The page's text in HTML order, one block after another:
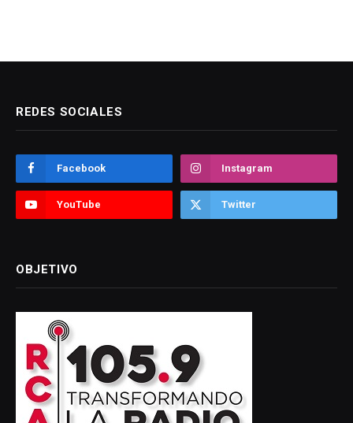
REDES SOCIALES
Facebook Instagram
YouTube Twitter
OBJETIVO